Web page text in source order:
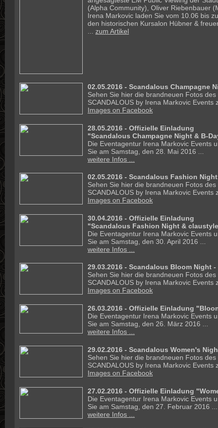
(Alpha Community), Oliver Riebenbauer
Irena Markovic laden Sie vom 10.06 bis
den historischen Kursalon Hübner &
zum Artikel
02.05.2016 - Scandalous Champagne
Sehen Sie hier die brandneuen Fotos
SCANDALOUS by Irena Markovic Events
Images on Facebook
28.05.2016 - Offizielle Einladung
"Scandalous Champagne Night & B-
Die Eventagentur Irena Markovic Events
Sie am Samstag, den 28. Mai 2016 ...
weitere Infos ...
02.05.2016 - Scandalous Fashion
Sehen Sie hier die brandneuen Fotos
SCANDALOUS by Irena Markovic Events
Images on Facebook
30.04.2016 - Offizielle Einladung
"Scandalous Fashion Night &
Die Eventagentur Irena Markovic Events
Sie am Samstag, den 30. April 2016 ...
weitere Infos ...
29.03.2016 - Scandalous Bloom Night
Sehen Sie hier die brandneuen Fotos
SCANDALOUS by Irena Markovic Events
Images on Facebook
26.03.2016 - Offizielle Einladung
Die Eventagentur Irena Markovic Events
Sie am Samstag, den 26. März 2016 ...
weitere Infos ...
29.02.2016 - Scandalous Women's
Sehen Sie hier die brandneuen Fotos
SCANDALOUS by Irena Markovic Events
Images on Facebook
27.02.2016 - Offizielle Einladung
Die Eventagentur Irena Markovic Events
Sie am Samstag, den 27. Februar 2016 ...
weitere Infos ...